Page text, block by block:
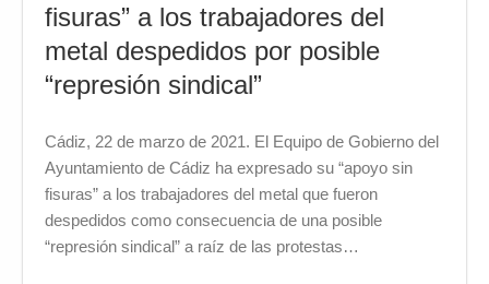
fisuras” a los trabajadores del
metal despedidos por posible
“represión sindical”
Cádiz, 22 de marzo de 2021. El Equipo de Gobierno del
Ayuntamiento de Cádiz ha expresado su “apoyo sin
fisuras” a los trabajadores del metal que fueron
despedidos como consecuencia de una posible
“represión sindical” a raíz de las protestas…